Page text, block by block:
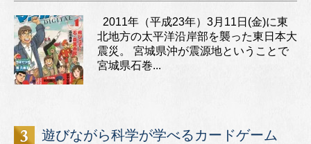
2011年（平成23年）3月11日(金)に東
北地方の太平洋沿岸部を襲った東日本大
震災。 宮城県沖が震源地ということで
宮城県石巻...
遊びながら科学が学べるカードゲーム